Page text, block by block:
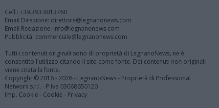
Cell.: +39.393.9013760
Email Direzione: direttore@legnanonews.com
Email Redazione: info@legnanonews.com
Pubblicità: commerciale@legnanonews.com
Tutti i contenuti originali sono di proprietà di LegnanoNews, ne è
consentito l'utilizzo citando il sito come fonte. Dei contenuti non originali
viene citata la fonte.
Copyright © 2016 - 2026 - LegnanoNews - Proprietà di Professional
Network s.r.l. - P.Iva 03068650120
Imp. Cookie - Cookie - Privacy